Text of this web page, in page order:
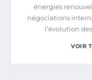
énergies
négociations
l’évolution
VOIR